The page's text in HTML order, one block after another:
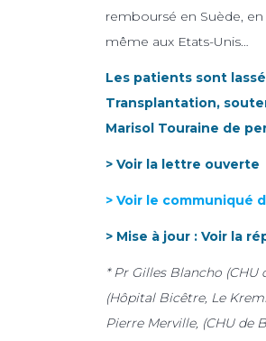
remboursé en Suède,
même aux Etats-Unis…
Les patients sont
Transplantation,
Marisol Touraine de
> Voir la lettre ouverte
> Voir le communiqué
> Mise à jour : Voir la
* Pr Gilles Blancho
(Hôpital Bicêtre, Le
Pierre Merville, (CHU de